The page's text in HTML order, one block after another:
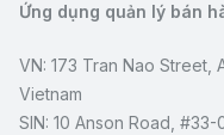
Ứng dụng quản lý bán
VN: 173 Tran Nao Street,
Vietnam
SIN: 10 Anson Road,